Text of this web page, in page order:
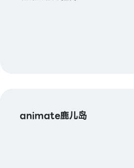
animate鹿儿岛